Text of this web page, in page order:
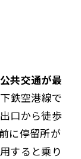
共交通が最
鉄空港線で
口から徒歩
に停留所が
すると乗り